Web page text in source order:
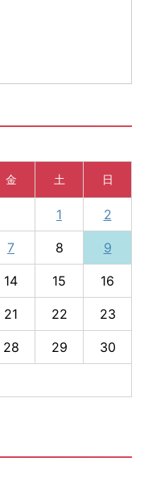
金 土 日
1 2
7 8 9
14 15 16
21 22 23
28 29 30